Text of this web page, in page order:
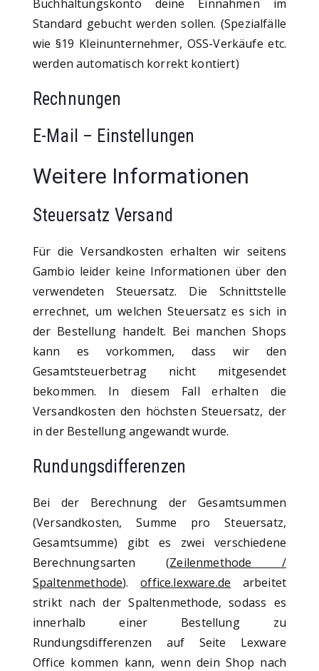
Buchhaltungskonto deine Einnahmen im
Standard gebucht werden sollen. (Spezialfälle
wie §19 Kleinunternehmer, OSS-Verkäufe etc.
werden automatisch korrekt kontiert)
Rechnungen
E-Mail – Einstellungen
Weitere Informationen
Steuersatz Versand
Für die Versandkosten erhalten wir seitens
Gambio leider keine Informationen über den
verwendeten Steuersatz. Die Schnittstelle
errechnet, um welchen Steuersatz es sich in
der Bestellung handelt. Bei manchen Shops
kann es vorkommen, dass wir den
Gesamtsteuerbetrag nicht mitgesendet
bekommen. In diesem Fall erhalten die
Versandkosten den höchsten Steuersatz, der
in der Bestellung angewandt wurde.
Rundungsdifferenzen
Bei der Berechnung der Gesamtsummen
(Versandkosten, Summe pro Steuersatz,
Gesamtsumme) gibt es zwei verschiedene
Berechnungsarten (Zeilenmethode /
Spaltenmethode).office.lexware.de arbeitet
strikt nach der Spaltenmethode, sodass es
innerhalb einer Bestellung zu
Rundungsdifferenzen auf Seite Lexware
Office kommen kann, wenn dein Shop nach